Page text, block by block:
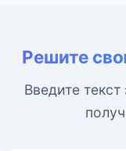
Решите
Введите